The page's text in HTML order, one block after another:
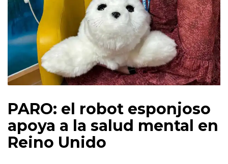
PARO: el robot esponjoso
apoya a la salud mental en
Reino Unido